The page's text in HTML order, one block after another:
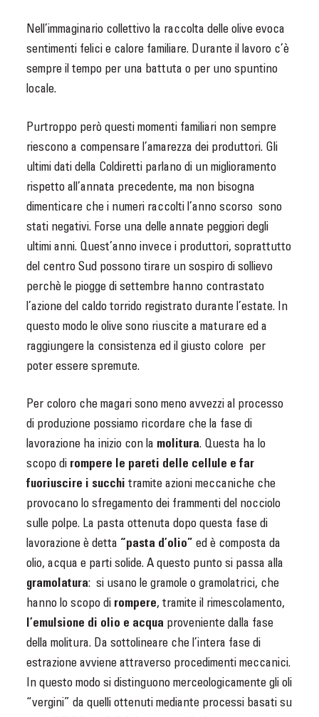
Nell’immaginario collettivo la raccolta delle olive evoca
sentimenti felici e calore familiare. Durante il lavoro c’è
sempre il tempo per una battuta o per uno spuntino
locale.
Purtroppo però questi momenti familiari non sempre
riescono a compensare l’amarezza dei produttori. Gli
ultimi dati della Coldiretti parlano di un miglioramento
rispetto all’annata precedente, ma non bisogna
dimenticare che i numeri raccolti l’anno scorso sono
stati negativi. Forse una delle annate peggiori degli
ultimi anni. Quest’anno invece i produttori, soprattutto
del centro Sud possono tirare un sospiro di sollievo
perchè le piogge di settembre hanno contrastato
l’azione del caldo torrido registrato durante l’estate. In
questo modo le olive sono riuscite a maturare ed a
raggiungere la consistenza ed il giusto colore per
poter essere spremute.
Per coloro che magari sono meno avvezzi al processo
di produzione possiamo ricordare che la fase di
lavorazione ha inizio con la molitura. Questa ha lo
scopo di rompere le pareti delle cellule e far
fuoriuscire i succhi tramite azioni meccaniche che
provocano lo sfregamento dei frammenti del nocciolo
sulle polpe. La pasta ottenuta dopo questa fase di
lavorazione è detta
“pasta d’olio”
ed è composta da
olio, acqua e parti solide. A questo punto si passa alla
gramolatura: si usano le gramole o gramolatrici, che
hanno lo scopo di rompere, tramite il rimescolamento,
l’emulsione di olio e acqua proveniente dalla fase
della molitura. Da sottolineare che l’intera fase di
estrazione avviene attraverso procedimenti meccanici.
In questo modo si distinguono merceologicamente gli oli
“vergini” da quelli ottenuti mediante processi basati su